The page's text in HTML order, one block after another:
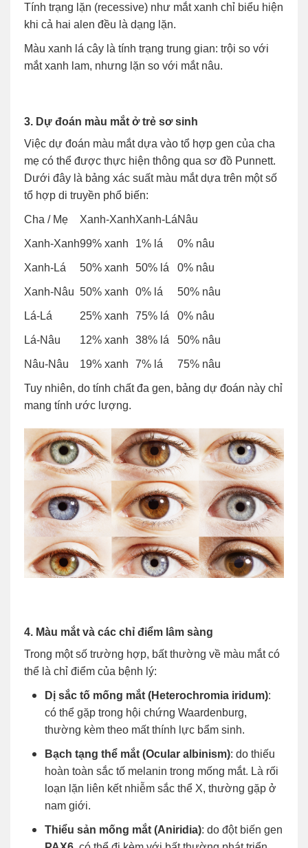
Tính trạng lặn (recessive) như mắt xanh chỉ biểu hiện
khi cả hai alen đều là dạng lặn.
Màu xanh lá cây là tính trạng trung gian: trội so với
mắt xanh lam, nhưng lặn so với mắt nâu.
3. Dự đoán màu mắt ở trẻ sơ sinh
Việc dự đoán màu mắt dựa vào tổ hợp gen của cha
mẹ có thể được thực hiện thông qua sơ đồ Punnett.
Dưới đây là bảng xác suất màu mắt dựa trên một số
tổ hợp di truyền phổ biến:
Cha / Mẹ Xanh-XanhXanh-LáNâu
Xanh-Xanh99% xanh 1% lá 0% nâu
Xanh-Lá 50% xanh 50% lá 0% nâu
Xanh-Nâu 50% xanh 0% lá 50% nâu
Lá-Lá 25% xanh 75% lá 0% nâu
Lá-Nâu 12% xanh 38% lá 50% nâu
Nâu-Nâu 19% xanh 7% lá 75% nâu
Tuy nhiên, do tính chất đa gen, bảng dự đoán này chỉ
mang tính ước lượng.
4. Màu mắt và các chỉ điểm lâm sàng
Trong một số trường hợp, bất thường về màu mắt có
thể là chỉ điểm của bệnh lý:
Dị sắc tố mống mắt (Heterochromia iridum):
có thể gặp trong hội chứng Waardenburg,
thường kèm theo mất thính lực bẩm sinh.
Bạch tạng thể mắt (Ocular albinism): do thiếu
hoàn toàn sắc tố melanin trong mống mắt. Là rối
loạn lặn liên kết nhiễm sắc thể X, thường gặp ở
nam giới.
Thiểu sản mống mắt (Aniridia): do đột biến gen